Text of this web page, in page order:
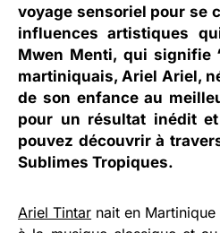
voyage sensoriel pour se
influences artistiques
Mwen Menti, qui signifie
martiniquais, Ariel Ariel,
de son enfance au
pour un résultat inédit
pouvez découvrir à
Sublimes Tropiques.
Ariel Tintar nait en